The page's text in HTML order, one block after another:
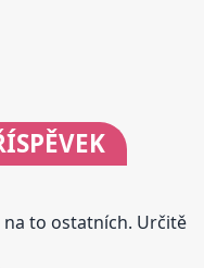
na to ostatních. Určitě